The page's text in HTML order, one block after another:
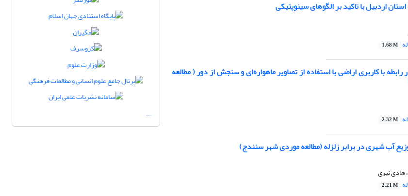
1.68 M
با کاربری اراضی با استفاده از تصاویر ماهواره‌ای و سنجش از دور ( مطالعه
2.32 M
آب شهری در برابر زلزله (مطالعه موردی شهر سنندج)
هادی نیری
2.21 M
...